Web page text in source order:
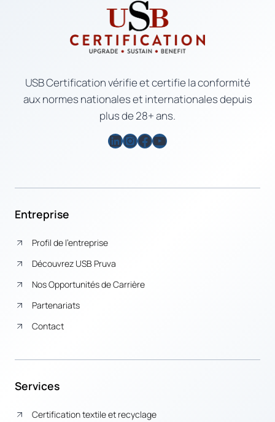
USB Certification vérifie et certifie la conformité
aux normes nationales et internationales depuis
plus de 28+ ans.
LinkedIn
Instagram
Facebook
YouTube
Entreprise
Profil de l’entreprise
Découvrez USB Pruva
Nos Opportunités de Carrière
Partenariats
Contact
Services
Certification textile et recyclage